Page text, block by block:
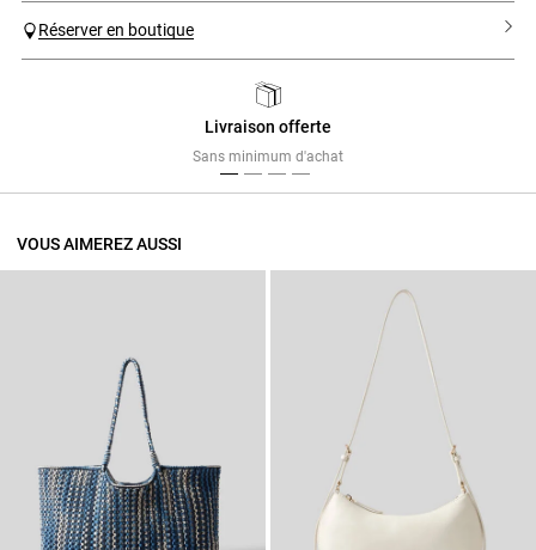
Réserver en boutique
Livraison offerte
Sans minimum d'achat
VOUS AIMEREZ AUSSI